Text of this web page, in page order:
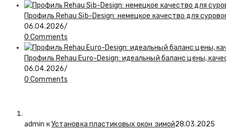
Профиль Rehau Sib-Design: немецкое качество для
06.04.2026/
0 Comments
Профиль Rehau Euro-Design: идеальный баланс цены,
06.04.2026/
0 Comments
admin кУстановка пластиковых окон зимой28.03.2025